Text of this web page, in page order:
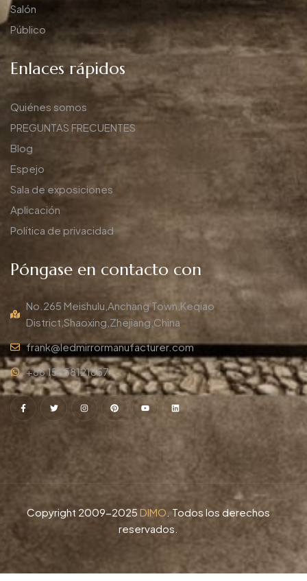
Salón
Público
Enlaces rápidos
Quiénes somos
PREGUNTAS FRECUENTES
Blog
Espejo
Sala de exposiciones
Aplicación
Política de privacidad
Póngase en contacto con
No.265 Meishulu,Anchang Town,Keqiao
District,Shaoxing,Zhejiang,China
frank@ledmirrormanufacturer.com
+86 15658121857
Copyright 2009-2025 DIMO. Todos los derechos
reservados.